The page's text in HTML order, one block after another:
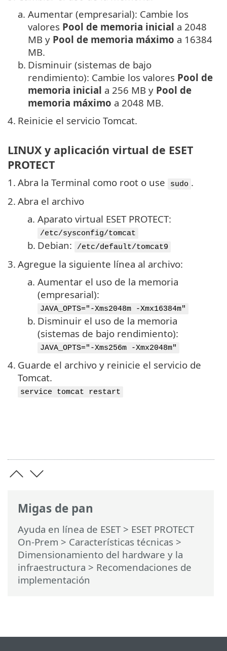
Migas de pan
Ayuda en línea de ESET> ESET PROTECT
On-Prem > Características técnicas >
Dimensionamiento del hardware y la
infraestructura > Recomendaciones de
implementación
a. Aumentar (empresarial): Cambie los
valores Pool de memoria inicial a 2048
MB y Pool de memoria máximo a 16384
MB.
b. Disminuir (sistemas de bajo
rendimiento): Cambie los valores Pool de
memoria inicial a 256 MB y Pool de
memoria máximo a 2048 MB.
4. Reinicie el servicio Tomcat.
LINUX y aplicación virtual de ESET
PROTECT
1. Abra la Terminal como root o use sudo .
2. Abra el archivo
a. Aparato virtual ESET PROTECT:
/etc/sysconfig/tomcat
b. Debian: /etc/default/tomcat9
3. Agregue la siguiente línea al archivo:
a. Aumentar el uso de la memoria
(empresarial):
JAVA_OPTS="-Xms2048m -Xmx16384m"
b. Disminuir el uso de la memoria
(sistemas de bajo rendimiento):
JAVA_OPTS="-Xms256m -Xmx2048m"
4. Guarde el archivo y reinicie el servicio de
Tomcat.
service tomcat restart